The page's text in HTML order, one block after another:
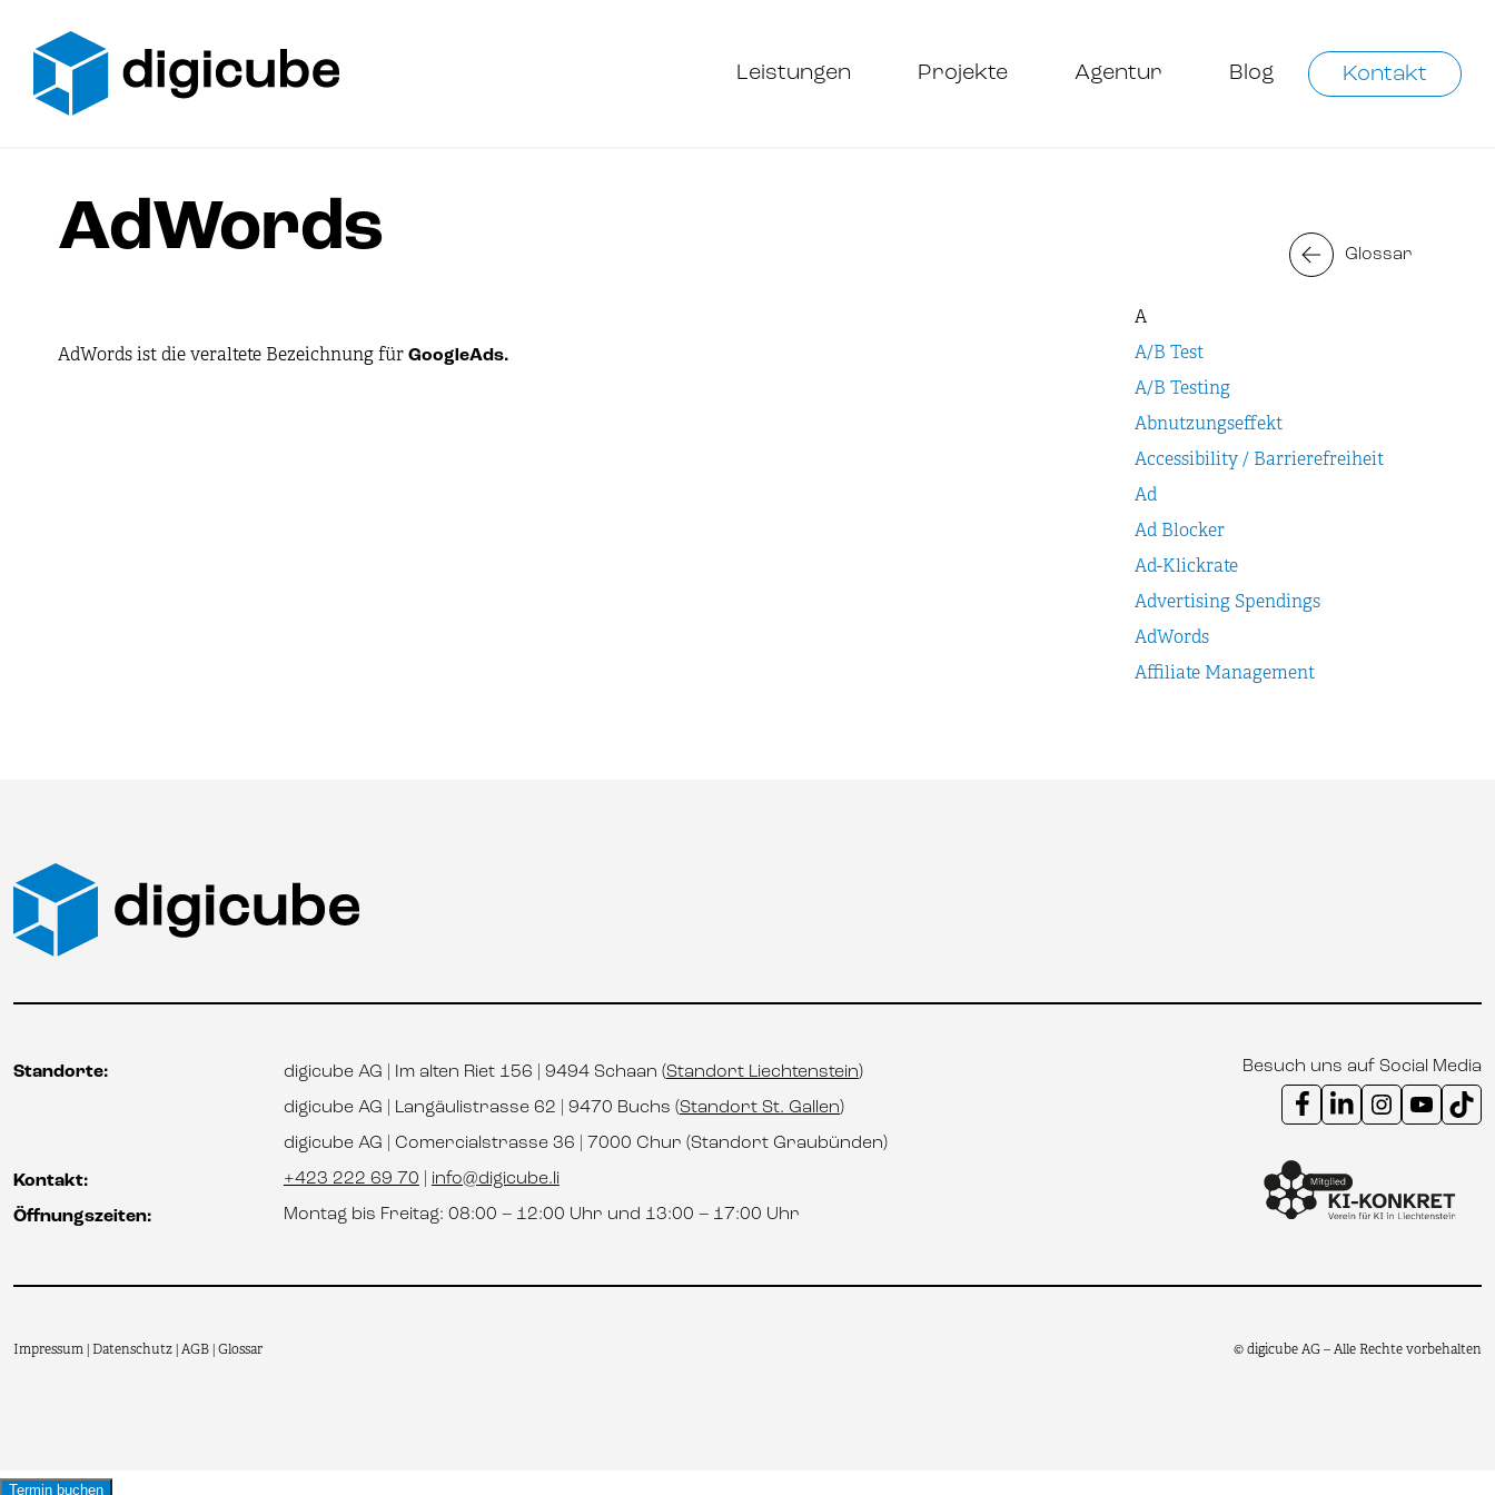
Inhalt
springen
Leistungen Projekte Agentur Blog Kontakt
Glossar
AdWords
AdWords ist die veraltete Bezeichnung für GoogleAds.
A
A/B Test
A/B Testing
Abnutzungseffekt
Accessibility / Barrierefreiheit
Ad
Ad Blocker
Ad-Klickrate
Advertising Spendings
AdWords
Affiliate Management
Standorte:
Kontakt:
Öffnungszeiten:
digicube AG | Im alten Riet 156 | 9494 Schaan (Standort Liechtenstein)
digicube AG | Langäulistrasse 62 | 9470 Buchs (Standort St. Gallen)
digicube AG | Comercialstrasse 36 | 7000 Chur (Standort Graubünden)
+423 222 69 70
info@digicube.li
Montag bis Freitag: 08:00 – 12:00 Uhr und 13:00 – 17:00 Uhr
Besuch uns auf Social Media
Instagram Kanal digicube
Youtube Kanal
Impressum Datenschutz AGB Glossar © digicube AG – Alle Rechte vorbehalten